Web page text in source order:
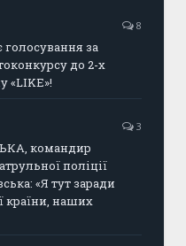
8
голосування за
до 2-х
«LIKE»!
3
командир
поліції
«Я тут заради
країни, наших